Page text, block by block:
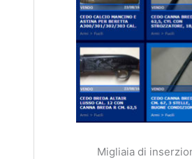
Migliaia di